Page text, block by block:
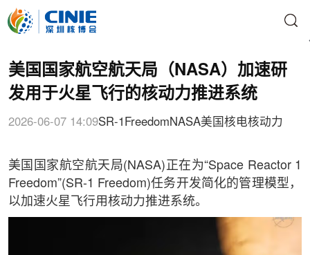
美国国家航空航天局（NASA）加速研
发用于火星飞行的核动力推进系统
2026-06-07 14:09SR-1 FreedomNASA美国核电核动力
美国国家航空航天局(NASA)正在为“Space Reactor 1
Freedom”(SR-1 Freedom)任务开发简化的管理模型，
以加速火星飞行用核动力推进系统。